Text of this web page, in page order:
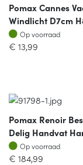
Pomax Cannes
Windlicht D7cm
Op voorraad
Op voorraad
€ 13,99
Pomax Renoir
Delig Handvat
Op voorraad
Op voorraad
€ 184,99